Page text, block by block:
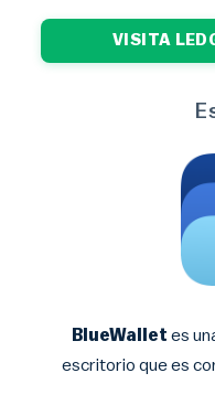
VISITA
BlueWallet es
escritorio que es